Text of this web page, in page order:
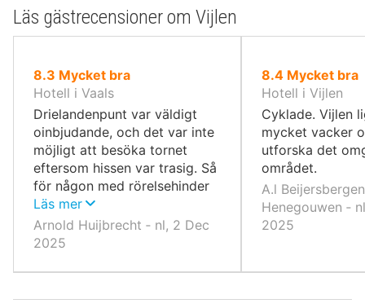
Läs gästrecensioner om Vijlen
8.3 av
10,
Mycket bra
Hotell i Vaals
Drielandenpunt var väldigt
oinbjudande, och det var inte
möjligt att besöka tornet
eftersom hissen var trasig. Så
för någon med rörelsehinder
var det inte ett alternativ.
Läs mer
Arnold Huijbrecht ‐ nl, 2 Dec
2025
8.4av
10,
Mycket bra
Hotell i Vijlen
Cyklade. Vijlen
mycket vacker
utforska det
området.
A.l
Henegouwen ‐
2025